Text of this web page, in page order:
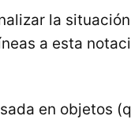
la
a esta
en objetos